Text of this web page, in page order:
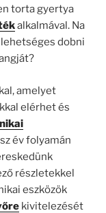
torta gyertya
alkalmával. Na
dobni
kal, amelyet
elérhet és
év folyamán
részletekkel
eszközök
kivitelezését